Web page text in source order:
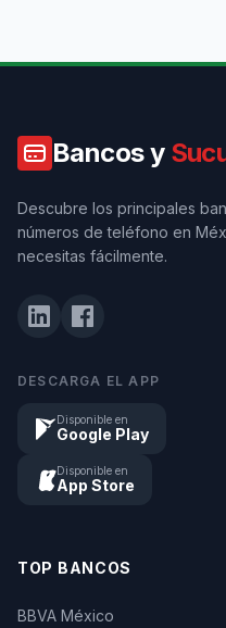
Bancos y
Descubre los principales
números de teléfono en
necesitas fácilmente.
DESCARGA EL APP
Disponible en
Google Play
Disponible en
App Store
TOP BANCOS
BBVA México